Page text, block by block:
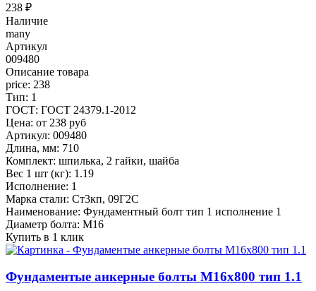
238 ₽
Наличие
many
Артикул
009480
Описание товара
price: 238
Тип: 1
ГОСТ: ГОСТ 24379.1-2012
Цена: от 238 руб
Артикул: 009480
Длина, мм: 710
Комплект: шпилька, 2 гайки, шайба
Вес 1 шт (кг): 1.19
Исполнение: 1
Марка стали: Ст3кп, 09Г2С
Наименование: Фундаментный болт тип 1 исполнение 1
Диаметр болта: М16
Купить в 1 клик
Фундаментые анкерные болты М16x800 тип 1.1